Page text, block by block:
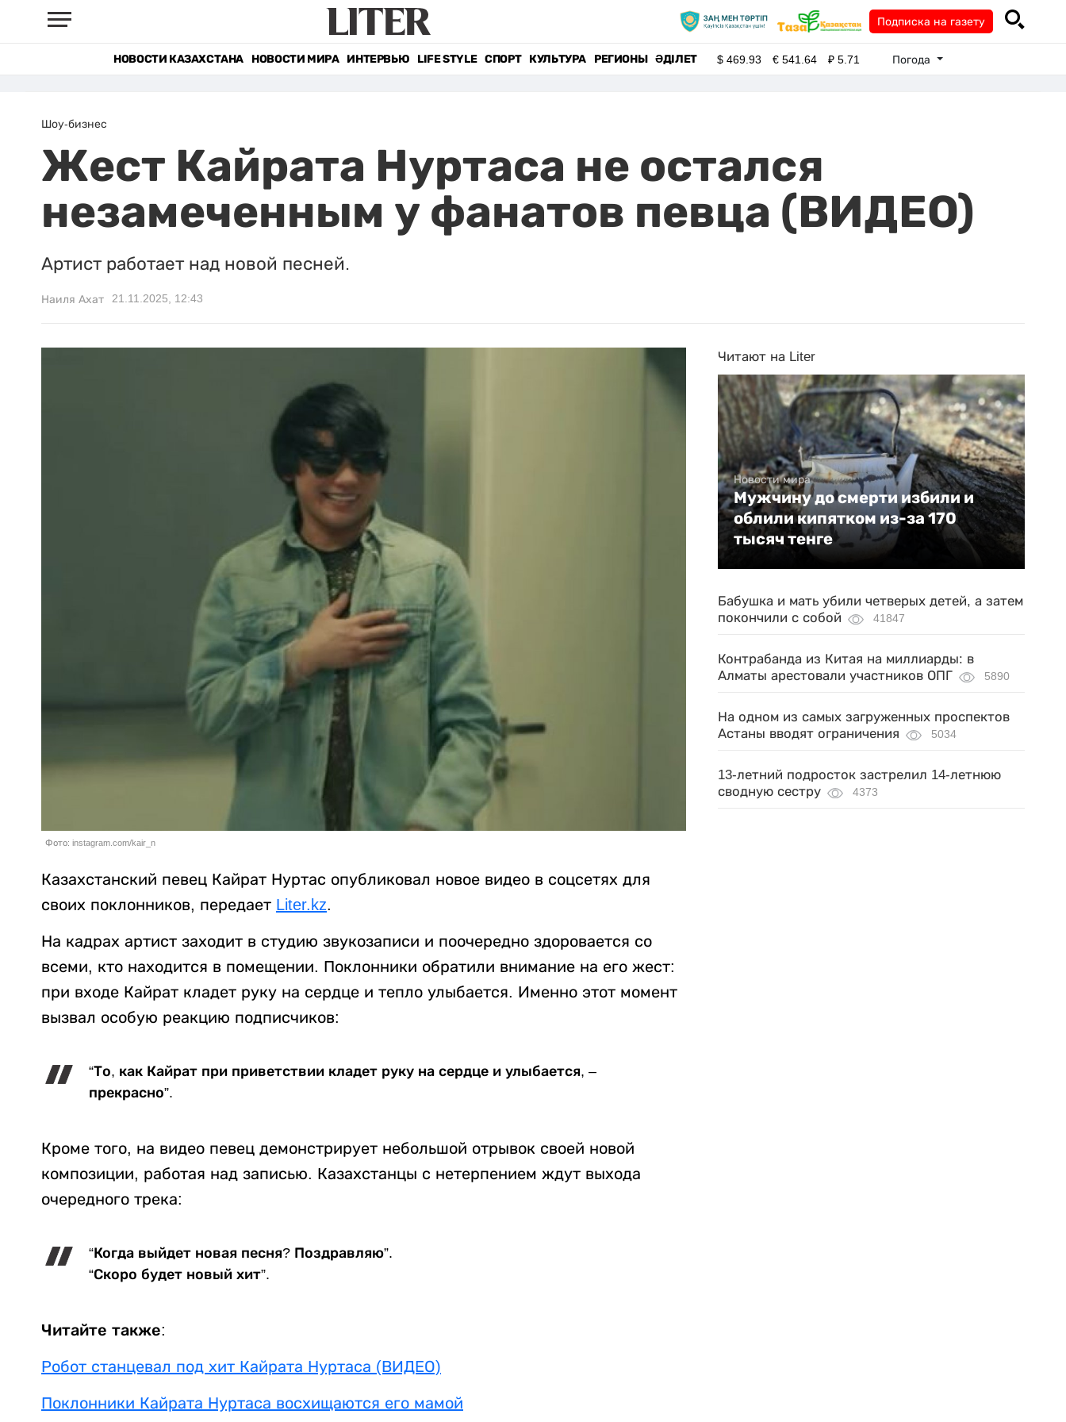
Подписка на газету
НОВОСТИ КАЗАХСТАНА НОВОСТИ МИРА ИНТЕРВЬЮ LIFE STYLE СПОРТ КУЛЬТУРА РЕГИОНЫ ӘДІЛЕТ $469.93 €541.64 ₽5.71 Погода
Шоу-бизнес
Жест Кайрата Нуртаса не остался
незамеченным у фанатов певца (ВИДЕО)
Артист работает над новой песней.
Наиля Ахат 21.11.2025, 12:43
Фото: instagram.com/kair_n
Казахстанский певец Кайрат Нуртас опубликовал новое видео в соцсетях для
своих поклонников, передает Liter.kz.
На кадрах артист заходит в студию звукозаписи и поочередно здоровается со
всеми, кто находится в помещении. Поклонники обратили внимание на его жест:
при входе Кайрат кладет руку на сердце и тепло улыбается. Именно этот момент
вызвал особую реакцию подписчиков:
“То, как Кайрат при приветствии кладет руку на сердце и улыбается, –
прекрасно”.
Кроме того, на видео певец демонстрирует небольшой отрывок своей новой
композиции, работая над записью. Казахстанцы с нетерпением ждут выхода
очередного трека:
“Когда выйдет новая песня? Поздравляю”.
“Скоро будет новый хит”.
Читайте также:
Робот станцевал под хит Кайрата Нуртаса (ВИДЕО)
Поклонники Кайрата Нуртаса восхищаются его мамой
Читают на Liter
Новости мира
Мужчину до смерти избили и
облили кипятком из-за 170
тысяч тенге
Бабушка и мать убили четверых детей, а затем
покончили с собой
41847
Контрабанда из Китая на миллиарды: в
Алматы арестовали участников ОПГ
5890
На одном из самых загруженных проспектов
Астаны вводят ограничения
5034
13-летний подросток застрелил 14-летнюю
сводную сестру
4373